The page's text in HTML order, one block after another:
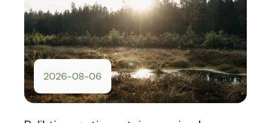
2026-08-06